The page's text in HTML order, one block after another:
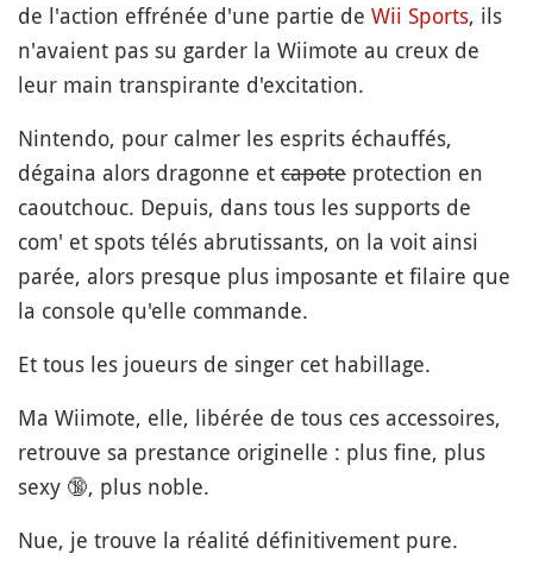
de l'action effrénée d'une partie de Wii Sports, ils
n'avaient pas su garder la Wiimote au creux de
leur main transpirante d'excitation.
Nintendo, pour calmer les esprits échauffés,
dégaina alors dragonne et capote protection en
caoutchouc. Depuis, dans tous les supports de
com' et spots télés abrutissants, on la voit ainsi
parée, alors presque plus imposante et filaire que
la console qu'elle commande.
Et tous les joueurs de singer cet habillage.
Ma Wiimote, elle, libérée de tous ces accessoires,
retrouve sa prestance originelle : plus fine, plus
sexy 🔞, plus noble.
Nue, je trouve la réalité définitivement pure.